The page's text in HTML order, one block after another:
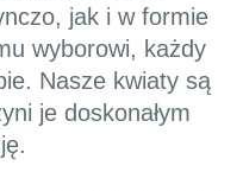
jak i w formie
wyborowi, każdy
Nasze kwiaty są
je doskonałym